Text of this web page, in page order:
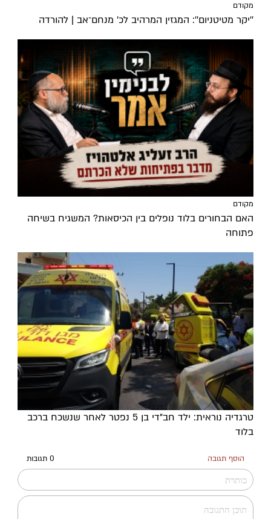
מקודם
''יקר מטיטניום'': המגזין המרהיב לכ’ מנחם־אב | להורדה
מקודם
האם הבחורים בלוד נופלים בין הכיסאות? המשגיח בשיחה
פתוחה
טרגדיה נוראית: ילד חב"די בן 5 נפטר לאחר שנשכח ברכב
בלוד
הוסף תגובה 0 תגובות